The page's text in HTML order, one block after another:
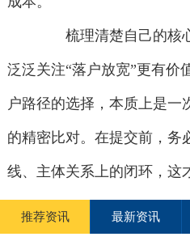
梳理清楚自己的核
泛泛关注“落户放宽”更有价
户路径的选择，本质上是一
的精密比对。在提交前，务
线、主体关系上的闭环，这
推荐资讯 最新资讯